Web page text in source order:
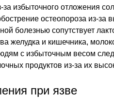
за избыточного отложения
остеопороза из-за
болезнью сопутствует
желудка и кишечника,
с избыточным весом
продуктов из-за их
при язве